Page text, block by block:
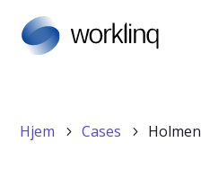
Hjem 5 Cases 5 Holmen